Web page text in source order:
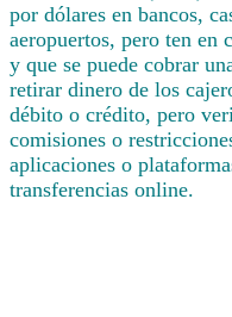
por dólares en bancos,
aeropuertos, pero ten en
y que se puede cobrar
retirar dinero de los
débito o crédito, pero
comisiones o
aplicaciones o
transferencias online.